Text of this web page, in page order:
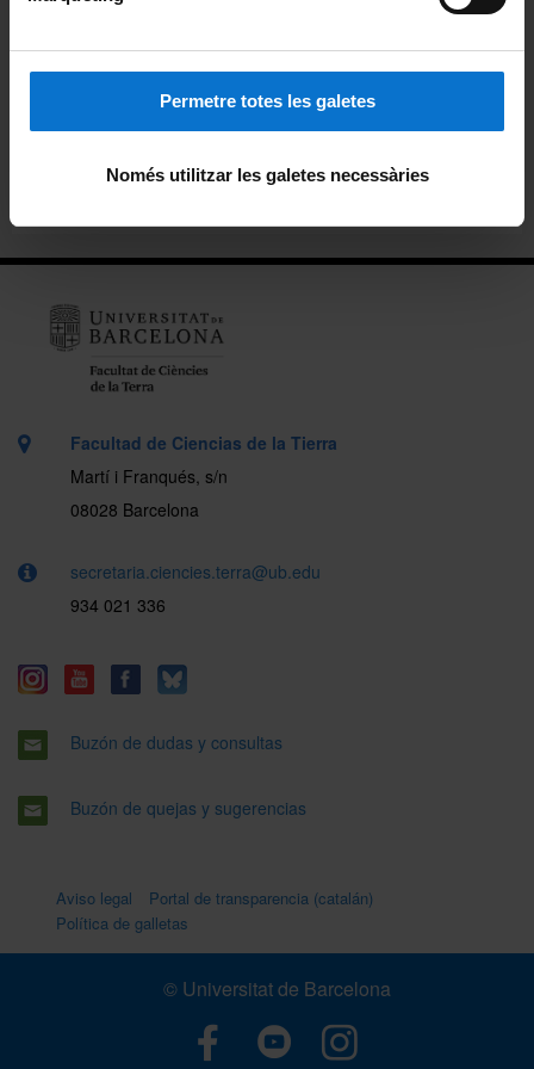
Permetre totes les galetes
Només utilitzar les galetes necessàries
Instituciones y empresas
Facultad de Ciencias de la Tierra
Martí i Franqués, s/n
08028 Barcelona
secretaria.ciencies.terra@ub.edu
934 021 336
Buzón de dudas y consultas
Buzón de quejas y sugerencias
Aviso legal
Portal de transparencia (catalán)
Política de galletas
© Universitat de Barcelona